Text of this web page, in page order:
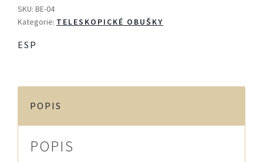
pro
teleskopický
množství
SKU: BE-04
Kategorie: TELESKOPICKÉ OBUŠKY
ESP
POPIS
POPIS